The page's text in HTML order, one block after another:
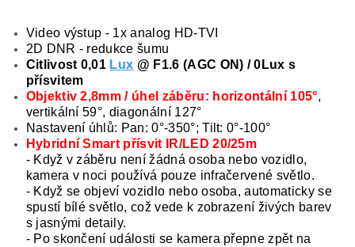
Video výstup - 1x analog HD-TVI
2D DNR - redukce šumu
Citlivost 0,01 Lux @ F1.6 (AGC ON) / 0Lux s
přísvitem
Objektiv 2,8mm / úhel záběru: horizontální 105°,
vertikální 59°, diagonální 127°
Nastavení úhlů: Pan: 0°-350°; Tilt: 0°-100°
Hybridní Smart přísvit IR/LED 20/25m
- Když v záběru není žádná osoba nebo vozidlo,
kamera v noci používá pouze infračervené světlo.
- Když se objeví vozidlo nebo osoba, automaticky se
spustí bílé světlo, což vede k zobrazení živých barev
s jasnými detaily.
- Po skončení události se kamera přepne zpět na